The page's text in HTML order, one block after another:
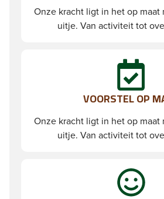
Onze kracht ligt in het op maat
uitje. Van activiteit tot
VOORSTEL OP
Onze kracht ligt in het op maat
uitje. Van activiteit tot